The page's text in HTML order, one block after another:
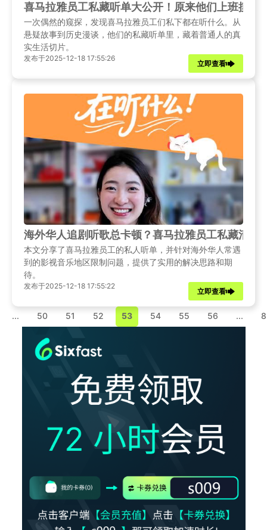
喜马拉雅员工私藏听单大公开！原来他们上班摸鱼
一次偶然的窥探，发现喜马拉雅员工们私下都在听什么。从
悬疑故事到历史漫谈，他们的私藏听单里，藏着普通人的真
实生活切片。
发布于2025-12-18 17:55:26
立即查看
海外华人追剧听歌总卡顿？喜马拉雅员工私藏清单
本文分享了喜马拉雅员工的私人听单，并针对海外华人常遇
到的影视音乐地区限制问题，提供了实用的解决思路和期
待。
发布于2025-12-18 17:55:22
立即查看
... 50 51 52 53 54 55 56 ...